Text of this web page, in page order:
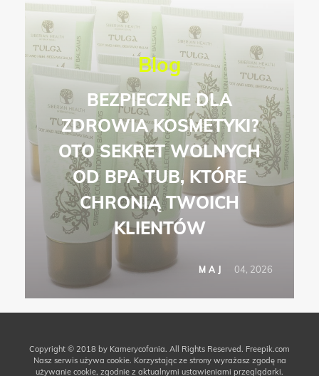
Blog
BEZPIECZNE DLA
ZDROWIA KOSMETYKI?
OTO SEKRET WOLNYCH
OD BPA TUB, KTÓRE
CHRONIĄ TWOICH
KLIENTÓW
MAJ 04, 2026
Copyright © 2018 by Kamerycofania. All Rights Reserved. Freepik.com
Nasz serwis używa cookie. Korzystając ze strony wyrażasz zgodę na
używanie cookie, zgodnie z aktualnymi ustawieniami przeglądarki.